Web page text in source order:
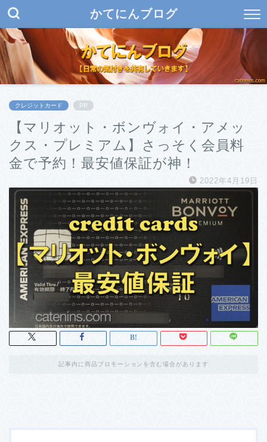
かてにんブログ
クレジットカード PR
【マリオット・ボンヴォイ・アメッ
クス・プレミアム】さっそく会員料
金で予約！最安値保証が神！
2022年4月19日
記事内に商品プロモーションを含む場合があります